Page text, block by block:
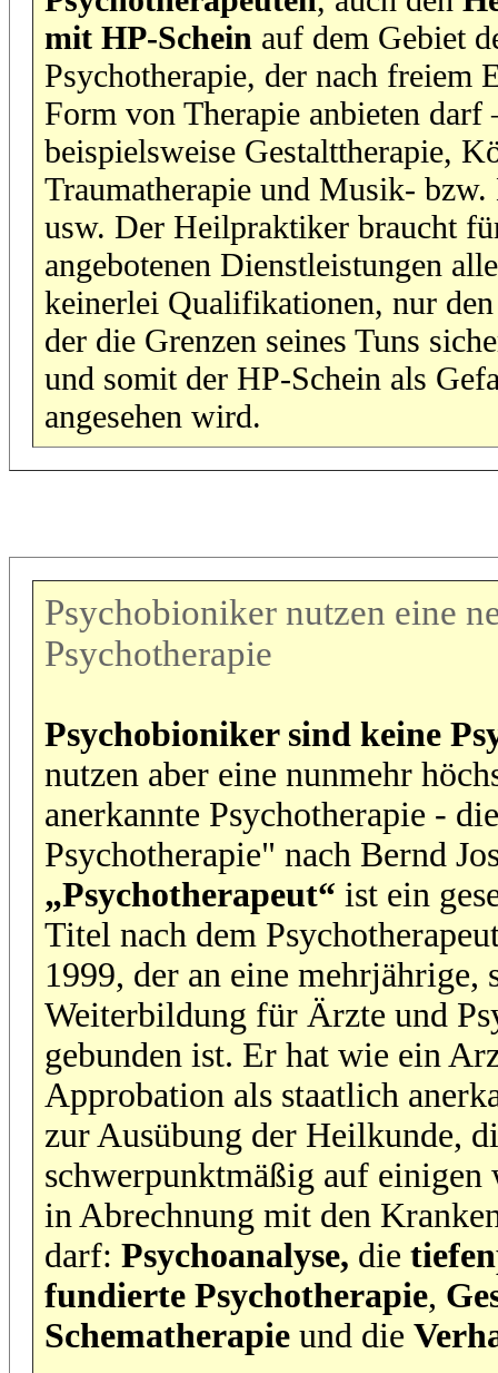
mit HP-Schein auf dem Gebiet
Psychotherapie, der nach freiem
Form von Therapie anbieten darf
beispielsweise Gestalttherapie,
Traumatherapie und Musik- bzw.
usw. Der Heilpraktiker braucht
angebotenen Dienstleistungen
keinerlei Qualifikationen, nur
der die Grenzen seines Tuns
und somit der HP-Schein als
angesehen wird.
Psychobioniker nutzen eine
Psychotherapie
Psychobioniker sind keine
nutzen aber eine nunmehr
anerkannte Psychotherapie -
Psychotherapie" nach Bernd
„Psychotherapeut“ ist ein
Titel nach dem
1999, der an eine mehrjährige,
Weiterbildung für Ärzte und
gebunden ist. Er hat wie ein
Approbation als staatlich
zur Ausübung der Heilkunde,
schwerpunktmäßig auf einigen
in Abrechnung mit den
darf: Psychoanalyse, die
fundierte Psychotherapie,
Schematherapie und die